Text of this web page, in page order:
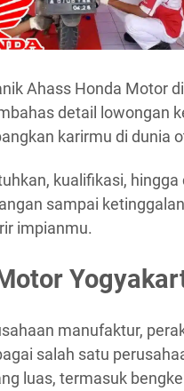
Ahass Honda Motor
detail lowongan
karirmu di dunia
kualifikasi,
sampai
impianmu.
manufaktur,
salah satu
luas, termasuk